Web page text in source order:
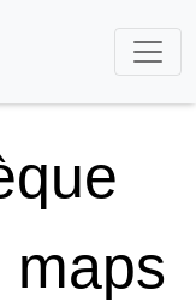
maps